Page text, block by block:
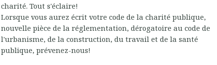
charité. Tout s'éclaire!
Lorsque vous aurez écrit votre code de la charité publique,
nouvelle pièce de la réglementation, dérogatoire au code de
l'urbanisme, de la construction, du travail et de la santé
publique, prévenez-nous!